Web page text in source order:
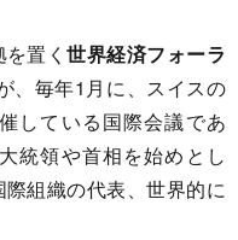
を置く世界経済フォーラ
、毎年1月に、スイスの
している国際会議であ
統領や首相を始めとし
組織の代表、世界的に